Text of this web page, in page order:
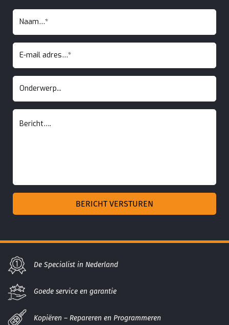
De Specialist in Nederland
Goede service en garantie
Kopiëren – Repareren en Programmeren